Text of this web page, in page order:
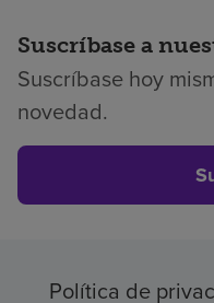
Suscríbase a
Suscríbase hoy
novedad.
Política de